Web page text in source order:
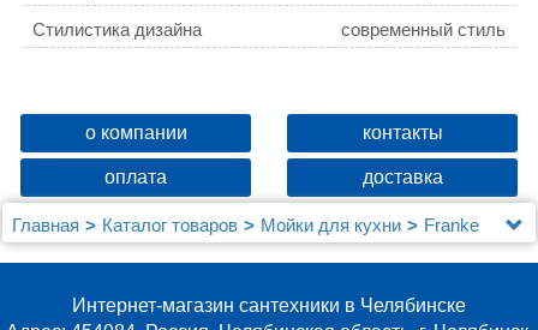
Стилистика дизайна современный стиль
о компании контакты
оплата доставка
Главная Каталог товаров Мойки для кухни
Franke
Мойка кухонная Franke Ronda ROG 611С сахара
Интернет-магазин сантехники в Челябинске